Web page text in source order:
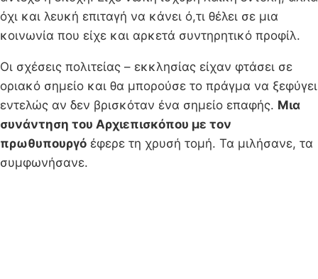
όχι και λευκή επιταγή να κάνει ό,τι θέλει σε μια
κοινωνία που είχε και αρκετά συντηρητικό προφίλ.
Οι σχέσεις πολιτείας – εκκλησίας είχαν φτάσει σε
οριακό σημείο και θα μπορούσε το πράγμα να ξεφύγει
εντελώς αν δεν βρισκόταν ένα σημείο επαφής. Μια
συνάντηση του Αρχιεπισκόπου με τον
πρωθυπουργό έφερε τη χρυσή τομή. Τα μιλήσανε, τα
συμφωνήσανε.